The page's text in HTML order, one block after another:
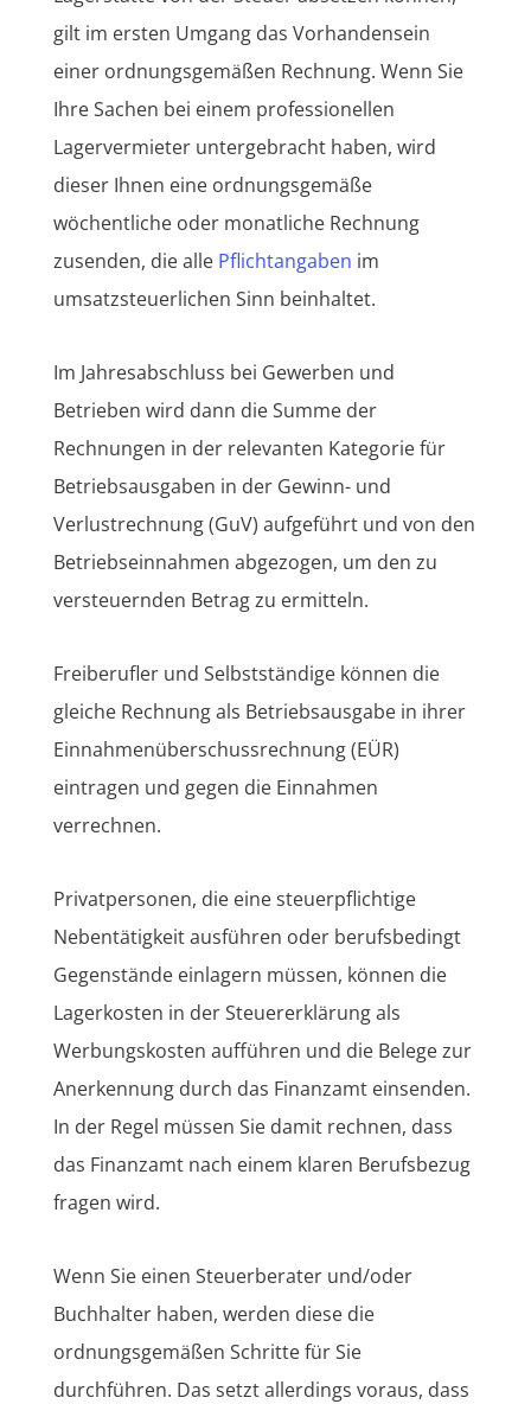
gilt im ersten Umgang das Vorhandensein
einer ordnungsgemäßen Rechnung. Wenn Sie
Ihre Sachen bei einem professionellen
Lagervermieter untergebracht haben, wird
dieser Ihnen eine ordnungsgemäße
wöchentliche oder monatliche Rechnung
zusenden, die alle Pflichtangaben im
umsatzsteuerlichen Sinn beinhaltet.
Im Jahresabschluss bei Gewerben und
Betrieben wird dann die Summe der
Rechnungen in der relevanten Kategorie für
Betriebsausgaben in der Gewinn- und
Verlustrechnung (GuV) aufgeführt und von den
Betriebseinnahmen abgezogen, um den zu
versteuernden Betrag zu ermitteln.
Freiberufler und Selbstständige können die
gleiche Rechnung als Betriebsausgabe in ihrer
Einnahmenüberschussrechnung (EÜR)
eintragen und gegen die Einnahmen
verrechnen.
Privatpersonen, die eine steuerpflichtige
Nebentätigkeit ausführen oder berufsbedingt
Gegenstände einlagern müssen, können die
Lagerkosten in der Steuererklärung als
Werbungskosten aufführen und die Belege zur
Anerkennung durch das Finanzamt einsenden.
In der Regel müssen Sie damit rechnen, dass
das Finanzamt nach einem klaren Berufsbezug
fragen wird.
Wenn Sie einen Steuerberater und/oder
Buchhalter haben, werden diese die
ordnungsgemäßen Schritte für Sie
durchführen. Das setzt allerdings voraus, dass